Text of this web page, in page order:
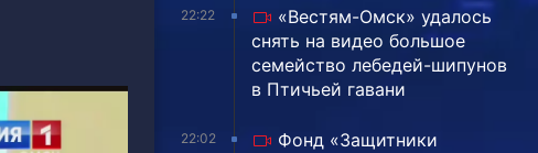
22:22
«Вестям-Омск» удалось
снять на видео большое
семейство лебедей-шипунов
в Птичьей гавани
22:02
Фонд «Защитники